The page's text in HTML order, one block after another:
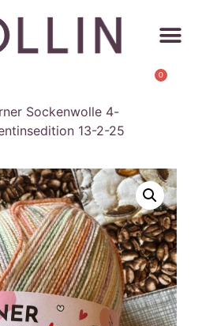
0
Sockenwolle 4-
13-2-25